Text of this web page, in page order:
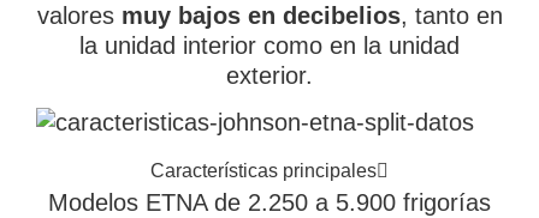
valores muy bajos en decibelios, tanto en
la unidad interior como en la unidad
exterior.
Características principales
Modelos ETNA de 2.250 a 5.900 frigorías